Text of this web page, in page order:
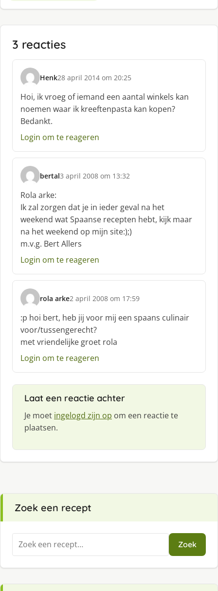
3 reacties
Henk
s
c
h
r
e
e
:
28 april 2014 om 20:25
Hoi, ik vroeg of iemand een aantal winkels kan
noemen waar ik kreeftenpasta kan kopen?
Bedankt.
Login om te reageren
bertal
s
c
h
r
e
e
f
3 april 2008 om 13:32
Rola arke:
Ik zal zorgen dat je in ieder geval na het
weekend wat Spaanse recepten hebt, kijk maar
na het weekend op mijn site:);)
m.v.g. Bert Allers
Login om te reageren
rola arke
s
h
r
e
e
:
2 april 2008 om 17:59
:p hoi bert, heb jij voor mij een spaans culinair
voor/tussengerecht?
met vriendelijke groet rola
Login om te reageren
Laat een reactie achter
Je moet ingelogd zijn op om een reactie te
plaatsen.
Zoek een recept
Zoeken
naar:
Zoek